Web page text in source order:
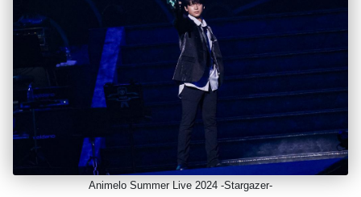
Animelo Summer Live 2024 -Stargazer-